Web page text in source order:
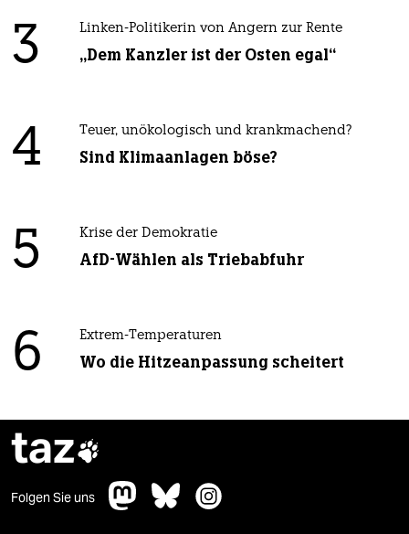
3 Linken-Politikerin von Angern zur Rente
„Dem Kanzler ist der Osten egal“
4 Teuer, unökologisch und krankmachend?
Sind Klimaanlagen böse?
5 Krise der Demokratie
AfD-Wählen als Triebabfuhr
6 Extrem-Temperaturen
Wo die Hitzeanpassung scheitert
taz
Folgen Sie uns